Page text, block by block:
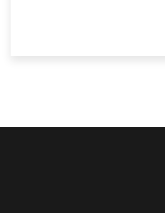
التى تسهل على